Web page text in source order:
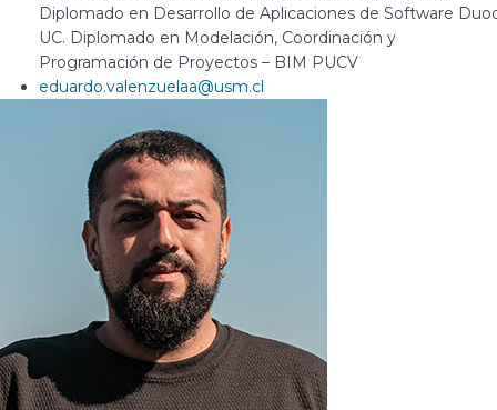
Diplomado en Desarrollo de Aplicaciones de Software
UC. Diplomado en Modelación, Coordinación y
Programación de Proyectos – BIM PUCV
eduardo.valenzuelaa@usm.cl